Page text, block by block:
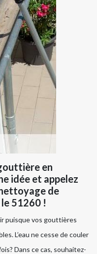
en
idée et appelez
de
51260 !
puisque vos gouttières
L’eau ne cesse de couler
Dans ce cas, souhaitez-